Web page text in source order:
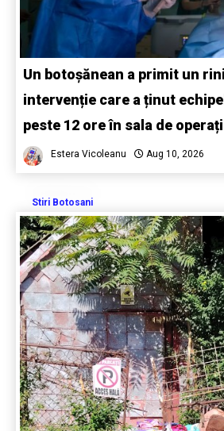
Un botoșănean a primit un
intervenție care a ținut
peste 12 ore în sala de
Estera Vicoleanu Aug 10, 2026
Stiri Botosani